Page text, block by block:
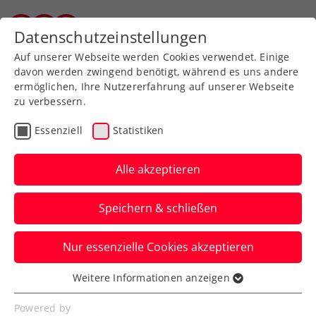
Zurück zur Newsübersicht
Turniere
Jetzt anmelden fürs 1.
Turnier der Zischka ÖTV
Seniors Trophy powered
by HEAD
Am 20. Dezember 2024 ist bereits
Nennschluss für den ersten Stopp der
Senior:innenturnierserie 2025.
Datenschutzeinstellungen
Auf unserer Webseite werden Cookies verwendet. Einige
davon werden zwingend benötigt, während es uns andere
ermöglichen, Ihre Nutzererfahrung auf unserer Webseite
zu verbessern.
Essenziell Statistiken
Alle akzeptieren
Speichern & schließen
Nur essenzielle Cookies akzeptieren
Essenziell
Essenzielle Cookies werden für grundlegende
Weitere Informationen anzeigen
Powered by